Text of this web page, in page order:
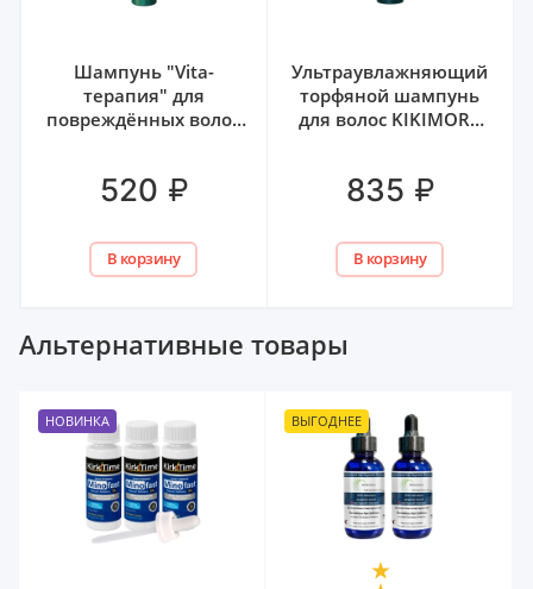
Шампунь "Vita-
терапия" для
повреждённых волос
520 ₽
В корзину
Ультраувлажняющий
торфяной шампунь
для волос KIKIMORA
835 ₽
В корзину
Альтернативные товары
НОВИНКА ВЫГОДНЕЕ